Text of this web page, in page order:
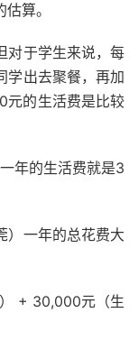
算。
对于学生来说，每
学出去聚餐，再加
元的生活费是比较
年的生活费就是3
）一年的总花费大
+ 30,000元（生